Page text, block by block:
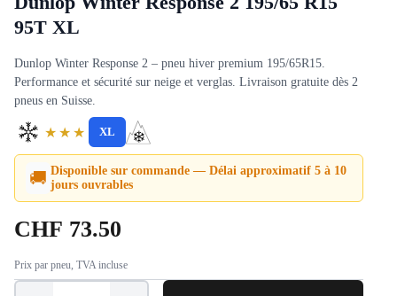
95T XL
Dunlop Winter Response 2 – pneu hiver premium 195/65R15.
Performance et sécurité sur neige et verglas. Livraison gratuite dès 2
pneus en Suisse.
★★★ XL
🚚 Disponible sur commande — Délai approximatif 5 à 10
jours ouvrables
CHF 73.50
Prix par pneu, TVA incluse